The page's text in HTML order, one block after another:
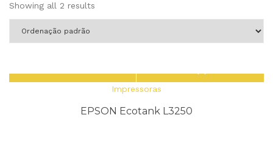
Showing all 2 results
Impressoras
EPSON Ecotank L3250